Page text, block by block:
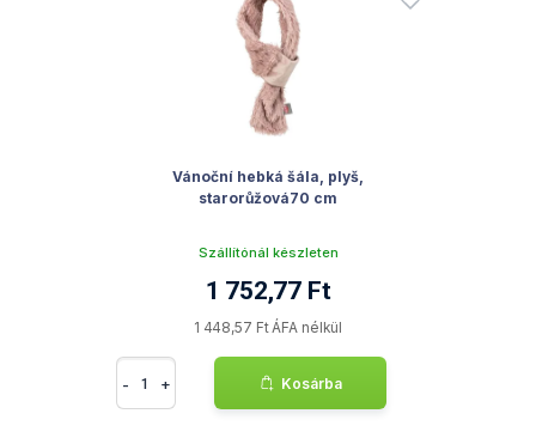
Vánoční hebká šála, plyš,
starorůžová70 cm
Szállítónál készleten
1 752,77 Ft
1 448,57 Ft ÁFA nélkül
- + Kosárba